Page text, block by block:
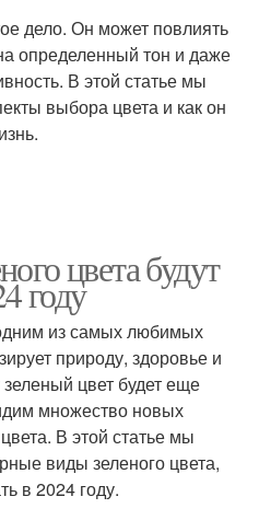
дело. Он может повлиять
определенный тон и даже
В этой статье мы
выбора цвета и как он
цвета будут
году
из самых любимых
природу, здоровье и
зеленый цвет будет еще
множество новых
В этой статье мы
виды зеленого цвета,
в 2024 году.